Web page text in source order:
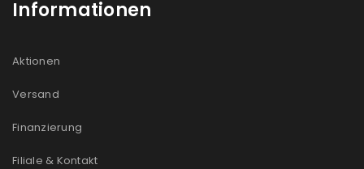
Informationen
Aktionen
Versand
Finanzierung
Filiale & Kontakt